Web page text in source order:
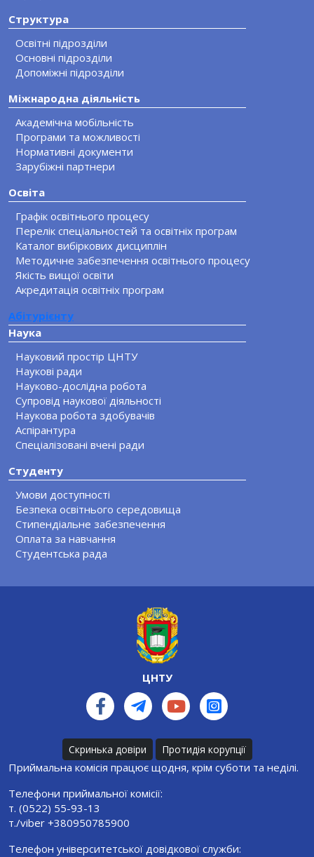
Структура
Освітні підрозділи
Основні підрозділи
Допоміжні підрозділи
Міжнародна діяльність
Академічна мобільність
Програми та можливості
Нормативні документи
Зарубіжні партнери
Освіта
Графік освітнього процесу
Перелік спеціальностей та освітніх програм
Каталог вибіркових дисциплін
Методичне забезпечення освітнього процесу
Якість вищої освіти
Акредитація освітніх програм
Абітурієнту
Наука
Науковий простір ЦНТУ
Наукові ради
Науково-дослідна робота
Супровід наукової діяльності
Наукова робота здобувачів
Аспірантура
Спеціалізовані вчені ради
Студенту
Умови доступності
Безпека освітнього середовища
Стипендіальне забезпечення
Оплата за навчання
Студентська рада
ЦНТУ
Скринька довіри Протидія корупції
Приймальна комісія працює щодня, крім суботи та неділі.
Телефони приймальної комісії:
т. (0522) 55-93-13
т./viber +380950785900
Телефон університетської довідкової служби: